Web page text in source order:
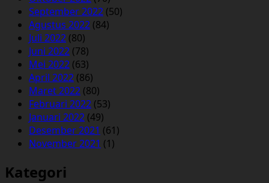
September 2022 (50)
Agustus 2022 (84)
Juli 2022 (80)
Juni 2022 (78)
Mei 2022 (63)
April 2022 (86)
Maret 2022 (80)
Februari 2022 (53)
Januari 2022 (49)
Desember 2021 (61)
November 2021 (1)
Kategori